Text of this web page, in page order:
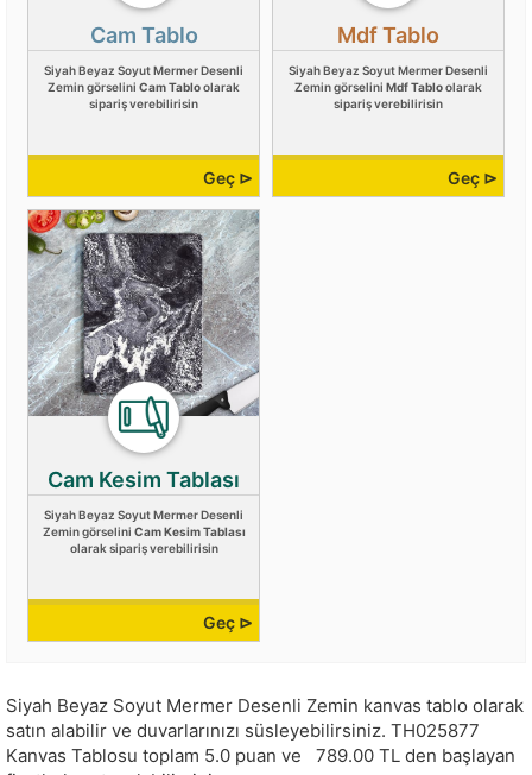
Cam Tablo
Siyah Beyaz Soyut Mermer Desenli
Zemin görselini Cam Tabloolarak
sipariş verebilirisin
Geç ⊳
Mdf Tablo
Siyah Beyaz Soyut Mermer Desenli
Zemin görselini Mdf Tabloolarak
sipariş verebilirisin
Geç ⊳
Cam Kesim Tablası
Siyah Beyaz Soyut Mermer Desenli
Zemin görselini Cam Kesim Tablası
olarak sipariş verebilirisin
Geç ⊳
Siyah Beyaz Soyut Mermer Desenli Zemin kanvas tablo olarak
satın alabilir ve duvarlarınızı süsleyebilirsiniz. TH025877
Kanvas Tablosu toplam 5.0 puan ve 789.00 TL den başlayan